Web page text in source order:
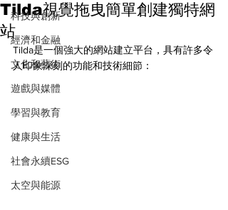
科技與創新
經濟和金融
文化和藝術
遊戲與媒體
學習與教育
健康與生活
社會永續ESG
太空與能源
Tilda視覺拖曳簡單創建獨特網
站
Tilda是一個強大的網站建立平台，具有許多令
人印象深刻的功能和技術細節：